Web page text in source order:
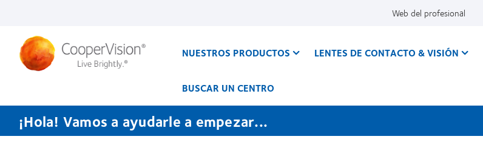
principal
Web del profesional
NUESTROS PRODUCTOS LENTES DE CONTACTO & VISIÓN
BUSCAR UN CENTRO
¡Hola! Vamos a ayudarle a empezar...